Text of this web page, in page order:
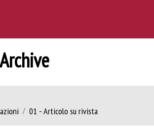
01 - Articolo su rivista